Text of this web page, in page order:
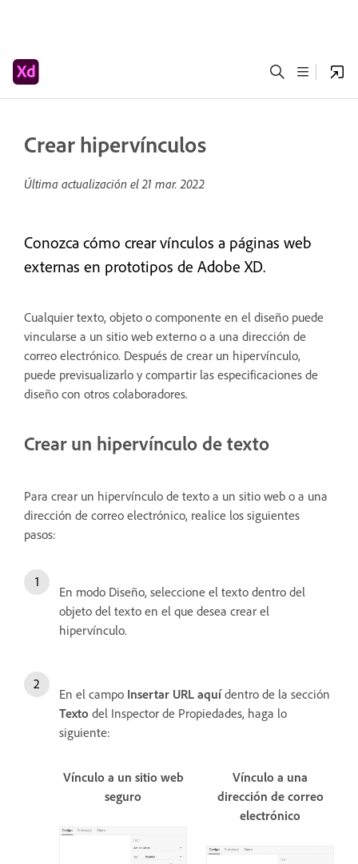
Crear hipervínculos
Última actualización el21 mar. 2022
Conozca cómo crear vínculos a páginas web
externas en prototipos de Adobe XD.
Cualquier texto, objeto o componente en el diseño puede
vincularse a un sitio web externo o a una dirección de
correo electrónico. Después de crear un hipervínculo,
puede previsualizarlo y compartir las especificaciones de
diseño con otros colaboradores.
Crear un hipervínculo de texto
Para crear un hipervínculo de texto a un sitio web o a una
dirección de correo electrónico, realice los siguientes
pasos:
En modo Diseño, seleccione el texto dentro del
objeto del texto en el que desea crear el
hipervínculo.
En el campo Insertar URL aquídentro de la sección
Texto del Inspector de Propiedades, haga lo
siguiente:
Vínculo a un sitio web
seguro
Vínculo a una
dirección de correo
electrónico